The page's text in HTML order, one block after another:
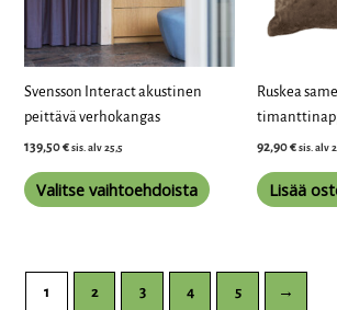
Svensson Interact akustinen
peittävä verhokangas
139,50€ sis. alv 25,5
Valitse vaihtoehdoista
tuotteen
Ruskea
92,90€ sis. alv
Lisää
1 2 3 4 5 →